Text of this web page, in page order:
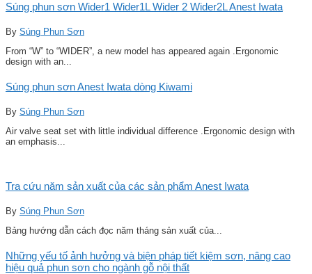
Súng phun sơn Wider1 Wider1L Wider 2 Wider2L Anest Iwata
By Súng Phun Sơn
From “W” to “WIDER”, a new model has appeared again .Ergonomic
design with an...
Súng phun sơn Anest Iwata dòng Kiwami
By Súng Phun Sơn
Air valve seat set with little individual difference .Ergonomic design with
an emphasis...
Tra cứu năm sản xuất của các sản phẩm Anest Iwata
By Súng Phun Sơn
Bảng hướng dẫn cách đọc năm tháng sản xuất của...
Những yếu tố ảnh hưởng và biện pháp tiết kiệm sơn, nâng cao
hiệu quả phun sơn cho ngành gỗ nội thất